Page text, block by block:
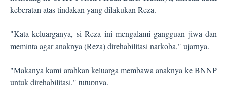
keberatan atas tindakan yang dilakukan Reza.
"Kata keluarganya, si Reza ini mengalami gangguan jiwa dan
meminta agar anaknya (Reza) direhabilitasi narkoba," ujarnya.
"Makanya kami arahkan keluarga membawa anaknya ke BNNP
untuk direhabilitasi," tutupnya.